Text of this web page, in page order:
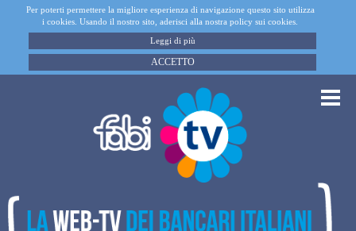
Per poterti permettere la migliore esperienza di navigazione questo sito utilizza
i cookies. Usando il nostro sito, aderisci alla nostra policy sui cookies.
Leggi di più
ACCETTO